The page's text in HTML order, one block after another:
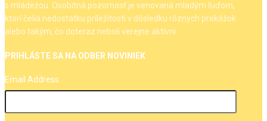
s mládežou. Osobitná pozornosť je venovaná mladým ľuďom,
ktorí čelia nedostatku príležitostí v dôsledku rôznych prekážok
alebo takým, čo doteraz neboli verejne aktívni.
PRIHLÁSTE SA NA ODBER NOVINIEK
Email Address